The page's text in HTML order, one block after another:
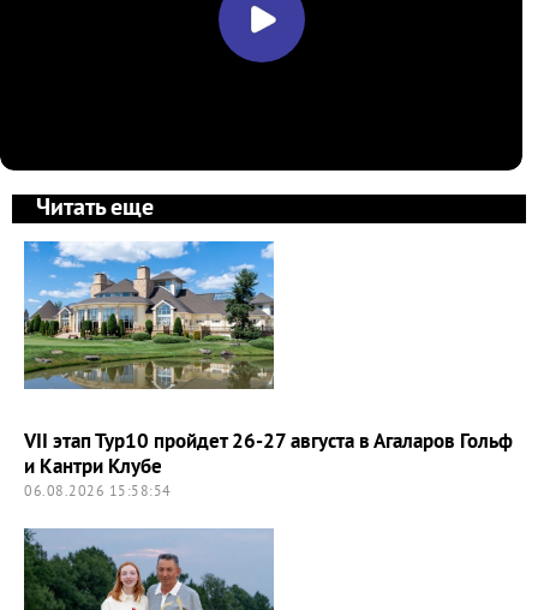
Читать еще
VII этап Тур10 пройдет 26-27 августа в Агаларов Гольф
и Кантри Клубе
06.08.2026 15:58:54